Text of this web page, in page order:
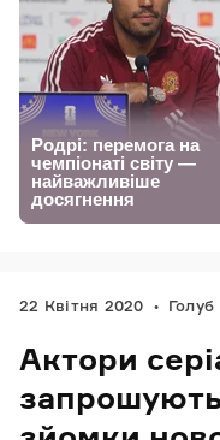
22 Квітня 2020
Актори